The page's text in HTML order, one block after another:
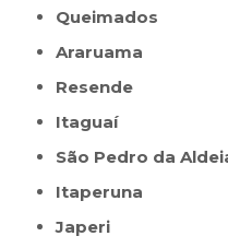
Queimados
Araruama
Resende
Itaguaí
São Pedro da
Itaperuna
Japeri